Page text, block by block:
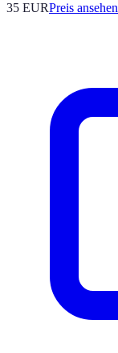
35 EURPreis ansehen